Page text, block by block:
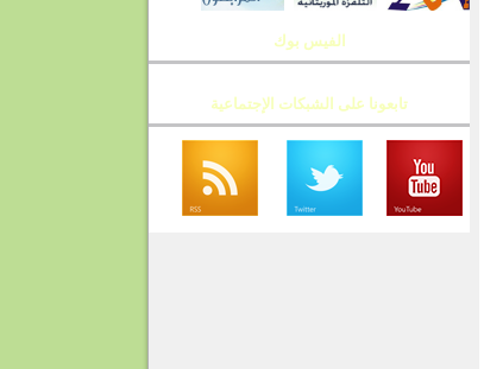
الفيس بوك
تابعونا على الشبكات الإجتماعية